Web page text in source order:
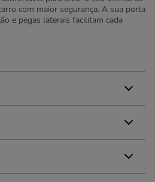
com maior segurança. A sua porta
e pegas laterais facilitam cada